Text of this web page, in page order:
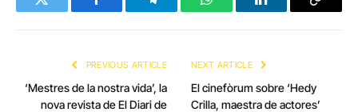
Twitter FacebookTelegramWhatsAppLinkedInCopy
PREVIOUS ARTICLE
‘Mestres de la nostra vida’, la
nova revista de El Diari de
NEXT ARTICLE
El cinefòrum sobre ‘Hedy
Crilla, maestra de actores’